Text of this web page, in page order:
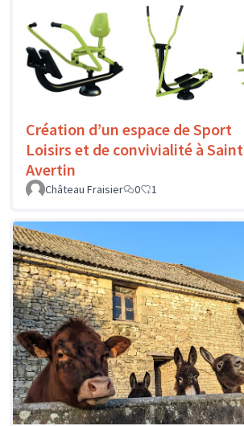
Création d’un espace de Sport
Loisirs et de convivialité à Saint
Avertin
Château Fraisier 0 1